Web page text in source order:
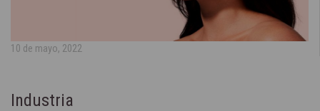
10 de mayo, 2022
Industria